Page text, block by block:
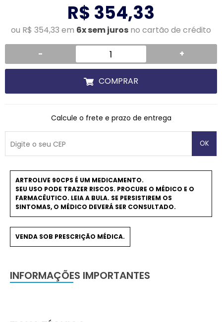
R$ 354,33
ou R$ 354,33 em 6x sem juros no cartão de crédito
- +
COMPRAR
Calcule o frete e prazo de entrega
OK
ARTROLIVE 90CPS É UM MEDICAMENTO.
SEU USO PODE TRAZER RISCOS. PROCURE O MÉDICO E O
FARMACÊUTICO. LEIA A BULA. SE PERSISTIREM OS
SINTOMAS, O MÉDICO DEVERÁ SER CONSULTADO.
VENDA SOB PRESCRIÇÃO MÉDICA.
INFORMAÇÕES IMPORTANTES